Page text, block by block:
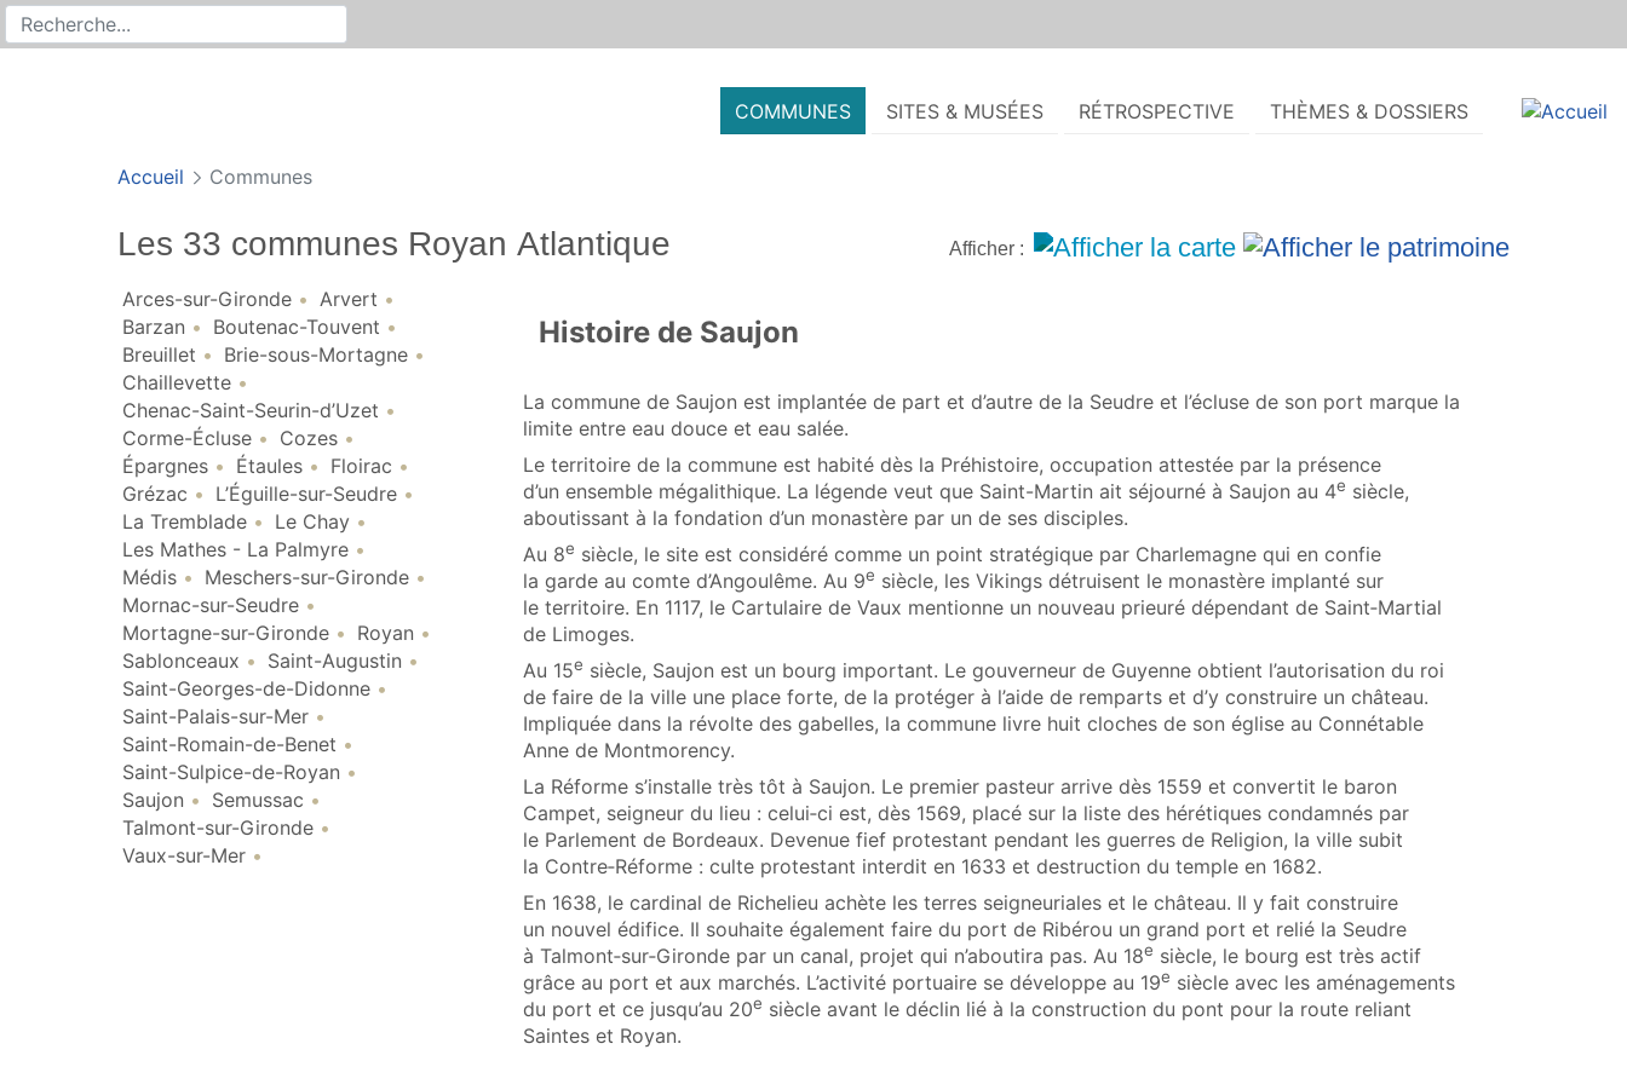
Recherche sur le site
Rechercher
COMMUNES SITES & MUSÉES RÉTROSPECTIVE THÈMES & DOSSIERS
Accueil Communes
Afficher :
Les 33 communes Royan Atlantique
Arces-sur-Gironde
Arvert
Barzan
Boutenac-Touvent
Breuillet
Brie-sous-Mortagne
Chaillevette
Chenac-Saint-Seurin-d’Uzet
Corme-Écluse
Cozes
Épargnes
Étaules
Floirac
Grézac
L’Éguille-sur-Seudre
La Tremblade
Le Chay
Les Mathes - La Palmyre
Médis
Meschers-sur-Gironde
Mornac-sur-Seudre
Mortagne-sur-Gironde
Royan
Sablonceaux
Saint-Augustin
Saint-Georges-de-Didonne
Saint-Palais-sur-Mer
Saint-Romain-de-Benet
Saint-Sulpice-de-Royan
Saujon
Semussac
Talmont-sur-Gironde
Vaux-sur-Mer
Histoire de Saujon
La commune de Saujon est implantée de part et d’autre de la Seudre et l’écluse de son port marque la
limite entre eau douce et eau salée.
Le territoire de la commune est habité dès la Préhistoire, occupation attestée par la présence
d’un ensemble mégalithique. La légende veut que Saint-Martin ait séjourné à Saujon au 4e siècle,
aboutissant à la fondation d’un monastère par un de ses disciples.
Au 8e siècle, le site est considéré comme un point stratégique par Charlemagne qui en confie
la garde au comte d’Angoulême. Au 9e siècle, les Vikings détruisent le monastère implanté sur
le territoire. En 1117, le Cartulaire de Vaux mentionne un nouveau prieuré dépendant de Saint‑Martial
de Limoges.
Au 15e siècle, Saujon est un bourg important. Le gouverneur de Guyenne obtient l’autorisation du roi
de faire de la ville une place forte, de la protéger à l’aide de remparts et d’y construire un château.
Impliquée dans la révolte des gabelles, la commune livre huit cloches de son église au Connétable
Anne de Montmorency.
La Réforme s’installe très tôt à Saujon. Le premier pasteur arrive dès 1559 et convertit le baron
Campet, seigneur du lieu : celui‑ci est, dès 1569, placé sur la liste des hérétiques condamnés par
le Parlement de Bordeaux. Devenue fief protestant pendant les guerres de Religion, la ville subit
la Contre‑Réforme : culte protestant interdit en 1633 et destruction du temple en 1682.
En 1638, le cardinal de Richelieu achète les terres seigneuriales et le château. Il y fait construire
un nouvel édifice. Il souhaite également faire du port de Ribérou un grand port et relié la Seudre
à Talmont‑sur‑Gironde par un canal, projet qui n’aboutira pas. Au 18e siècle, le bourg est très actif
grâce au port et aux marchés. L’activité portuaire se développe au 19e siècle avec les aménagements
du port et ce jusqu’au 20e siècle avant le déclin lié à la construction du pont pour la route reliant
Saintes et Royan.